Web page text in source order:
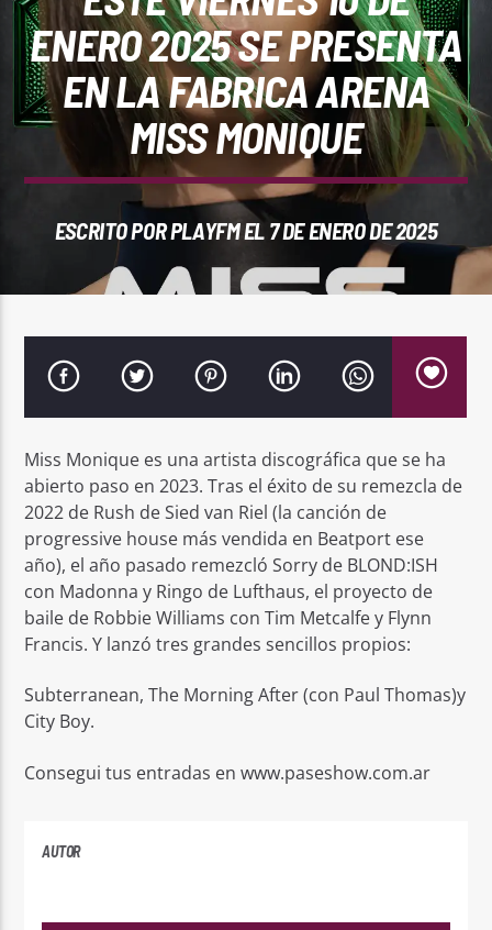
REPRODUCTOR WEB
0:00
PlayFM 95.9
ENERO 2025 SE PRESENTA
EN LA FABRICA ARENA
MISS MONIQUE
ESCRITO PORPLAYFMEL 7 DE ENERO DE 2025
Miss Monique es una artista discográfica que se ha
abierto paso en 2023. Tras el éxito de su remezcla de
2022 de Rush de Sied van Riel (la canción de
progressive house más vendida en Beatport ese
año), el año pasado remezcló Sorry de BLOND:ISH
con Madonna y Ringo de Lufthaus, el proyecto de
baile de Robbie Williams con Tim Metcalfe y Flynn
Francis. Y lanzó tres grandes sencillos propios:
Subterranean, The Morning After (con Paul Thomas)y
City Boy.
Consegui tus entradas en www.paseshow.com.ar
AUTOR